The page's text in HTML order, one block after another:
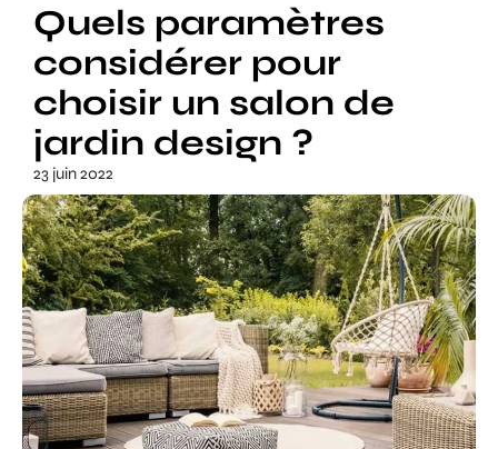
Quels paramètres
considérer pour
choisir un salon de
jardin design ?
23 juin 2022